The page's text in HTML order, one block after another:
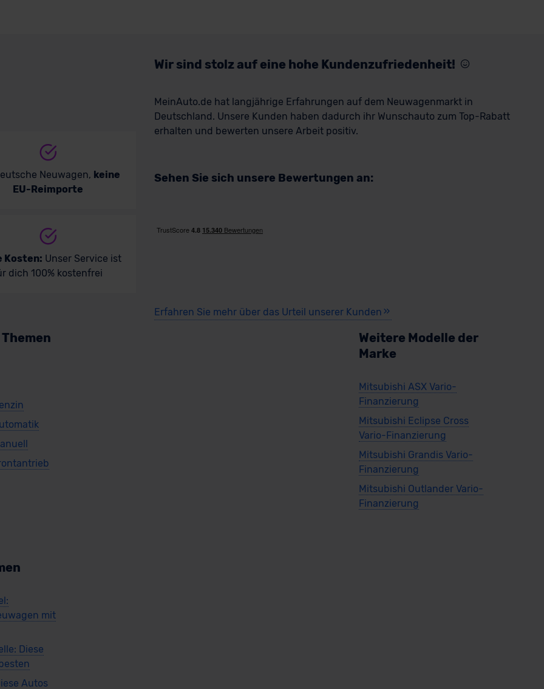
Neuwagen, keine
EU-Reimporte
Kosten: Unser Service ist
dich 100% kostenfrei
Wir sind stolz auf eine hohe Kundenzufriedenheit!
MeinAuto.de hat langjährige Erfahrungen auf dem Neuwagenmarkt in
Deutschland. Unsere Kunden haben dadurch ihr Wunschauto zum Top-Rabatt
erhalten und bewerten unsere Arbeit positiv.
Sehen Sie sich unsere Bewertungen an:
Erfahren Sie mehr über das Urteil unserer Kunden
Weitere Modelle der
Marke
Mitsubishi ASX Vario-
Finanzierung
Mitsubishi Eclipse Cross
Vario-Finanzierung
Mitsubishi Grandis Vario-
Finanzierung
Mitsubishi Outlander Vario-
Finanzierung
mit
Diese
Autos